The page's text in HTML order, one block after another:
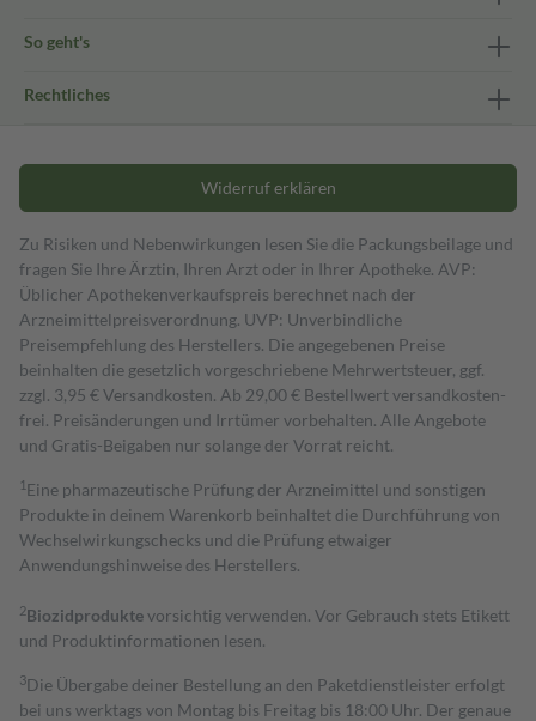
So geht's
Rechtliches
Widerruf erklären
Zu Risiken und Nebenwirkungen lesen Sie die Packungsbeilage und
fragen Sie Ihre Ärztin, Ihren Arzt oder in Ihrer Apotheke. AVP:
Üblicher Apothekenverkaufspreis berechnet nach der
Arzneimittelpreisverordnung. UVP: Unverbindliche
Preisempfehlung des Herstellers. Die angegebenen Preise
beinhalten die gesetzlich vorgeschriebene Mehrwertsteuer, ggf.
zzgl. 3,95 € Versandkosten. Ab 29,00 € Bestell­wert versand­kosten­
frei. Preisänderungen und Irrtümer vorbehalten. Alle Angebote
und Gratis-Beigaben nur solange der Vorrat reicht.
1 Eine pharmazeutische Prüfung der Arzneimittel und sonstigen
Produkte in deinem Warenkorb beinhaltet die Durchführung von
Wechselwirkungschecks und die Prüfung etwaiger
Anwendungshinweise des Herstellers.
2Biozidproduktevorsichtig verwenden. Vor Gebrauch stets Etikett
und Produktinformationen lesen.
3Die Übergabe deiner Bestellung an den Paketdienstleister erfolgt
bei uns werktags von Montag bis Freitag bis 18:00 Uhr. Der genaue